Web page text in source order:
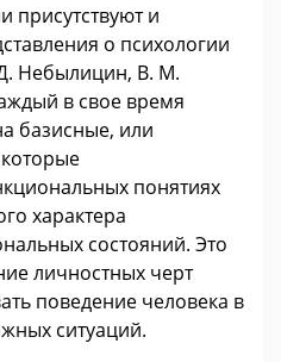
присутствуют и
о психологии
Небылицин, В. М.
в свое время
базисные, или
понятиях
характера
состояний. Это
личностных черт
поведение человека в
ситуаций.